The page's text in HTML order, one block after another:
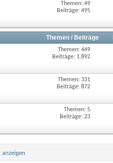
Themen: 49
Beiträge: 495
Themen / Beiträge
Themen: 449
Beiträge: 1.892
Themen: 331
Beiträge: 872
Themen: 5
Beiträge: 23